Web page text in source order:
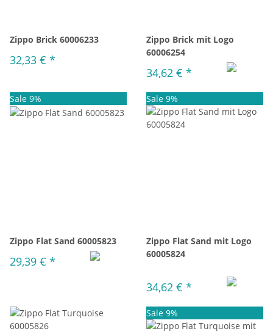
Zippo Brick 60006233
32,33 € *
Zippo Brick mit Logo
60006254
34,62 € *
Sale 9%
Zippo Flat Sand 60005823
29,39 € *
Sale 9%
Zippo Flat Sand mit Logo
60005824
34,62 € *
Sale 9%